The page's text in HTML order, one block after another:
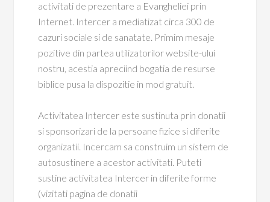
activitati de prezentare a Evangheliei prin
Internet. Intercer a mediatizat circa 300 de
cazuri sociale si de sanatate. Primim mesaje
pozitive din partea utilizatorilor website-ului
nostru, acestia apreciind bogatia de resurse
biblice pusa la dispozitie in mod gratuit.
Activitatea Intercer este sustinuta prin donatii
si sponsorizari de la persoane fizice si diferite
organizatii. Incercam sa construim un sistem de
autosustinere a acestor activitati. Puteti
sustine activitatea Intercer in diferite forme
(vizitati pagina de donatii